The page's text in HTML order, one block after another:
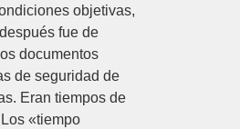
objetivas,
fue de
documentos
de seguridad de
Eran tiempos de
«tiempo